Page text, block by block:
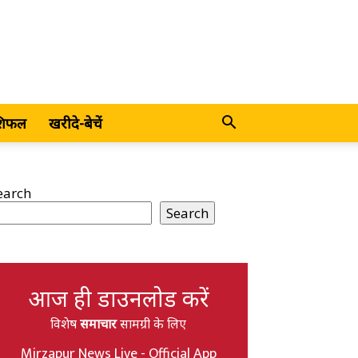
खरीदे-बेचें
Search
आज ही डाउनलोड करें
विशेषसमाचारसामग्री के लिए